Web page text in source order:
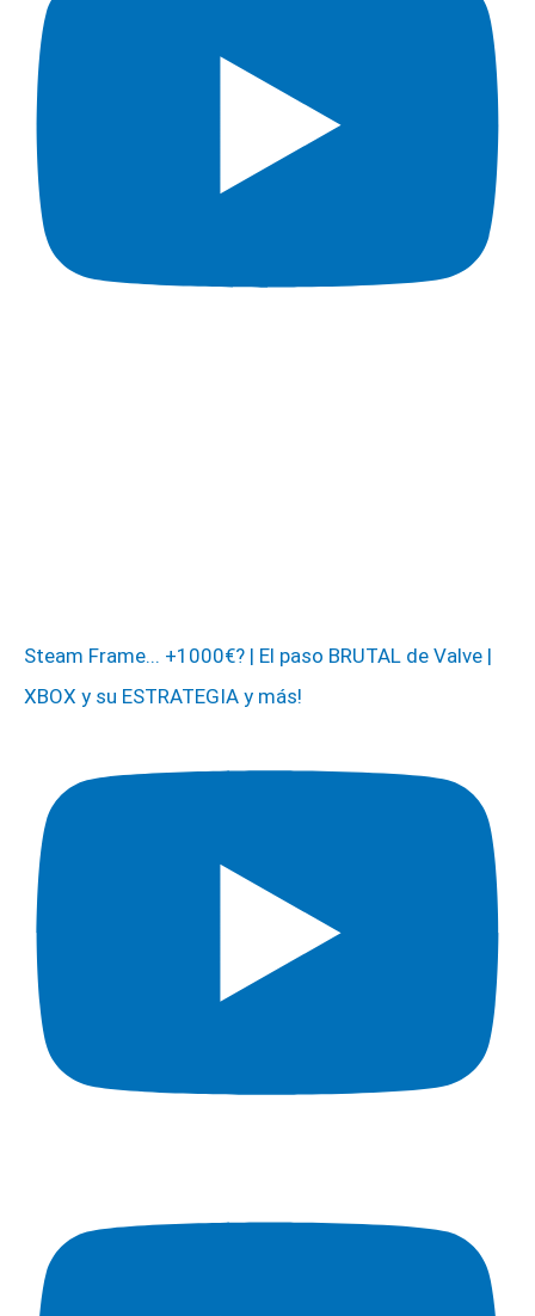
Steam Frame... +1000€? | El paso BRUTAL de Valve |
XBOX y su ESTRATEGIA y más!